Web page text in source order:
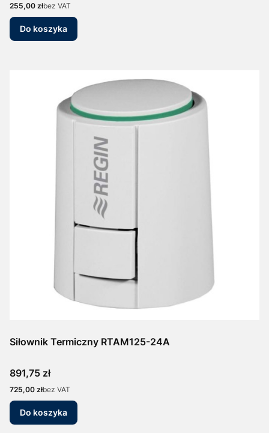
Cena
255,00 złbez VAT
Do koszyka
Siłownik Termiczny RTAM125-24A
Cena
891,75 zł
Cena
725,00 złbez VAT
Do koszyka